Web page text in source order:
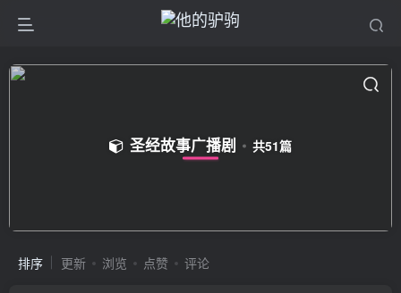
圣经故事广播剧 共51篇
排序 更新 浏览 点赞 评论